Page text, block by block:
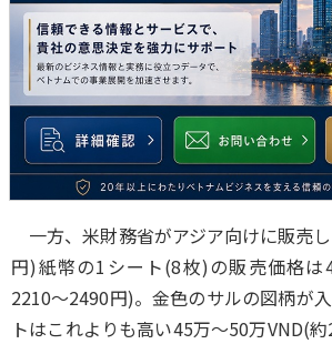
一方、米財務省がアジア向けに販売
円)紙幣の1シート(8枚)の販売価格は
2210～2490円)。金色のサルの図柄が
トはこれよりも高い45万～50万VND(